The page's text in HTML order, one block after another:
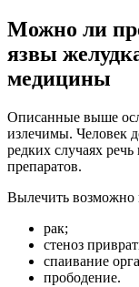
Можно ли
язвы
медицины
Описанные выше
излечимы. Человек
редких случаях
препаратов.
Вылечить возможно
рак;
стеноз
спаивание
прободение.